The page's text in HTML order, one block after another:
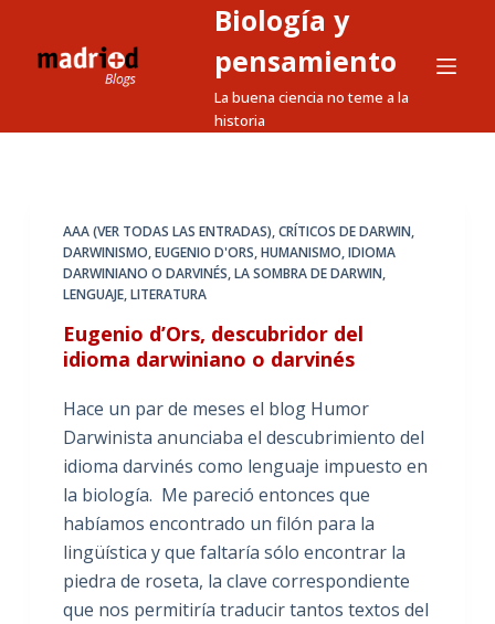
a
Biología y
pensamiento
La buena ciencia no teme a la
historia
AAA (VER TODAS LAS ENTRADAS),CRÍTICOS DE DARWIN,
DARWINISMO,EUGENIO D'ORS,HUMANISMO,IDIOMA
DARWINIANO O DARVINÉS,LA SOMBRA DE DARWIN,
LENGUAJE,LITERATURA
Eugenio d’Ors, descubridor del
idioma darwiniano o darvinés
Hace un par de meses el blog Humor
Darwinista anunciaba el descubrimiento del
idioma darvinés como lenguaje impuesto en
la biología. Me pareció entonces que
habíamos encontrado un filón para la
lingüística y que faltaría sólo encontrar la
piedra de roseta, la clave correspondiente
que nos permitiría traducir tantos textos del